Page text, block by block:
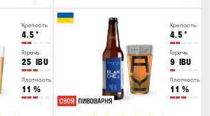
Крепость
4.5 °
Горечь
25 IBU
Плотность
11 %
Крепость
4.5 °
Горечь
9 IBU
Плотность
11 %